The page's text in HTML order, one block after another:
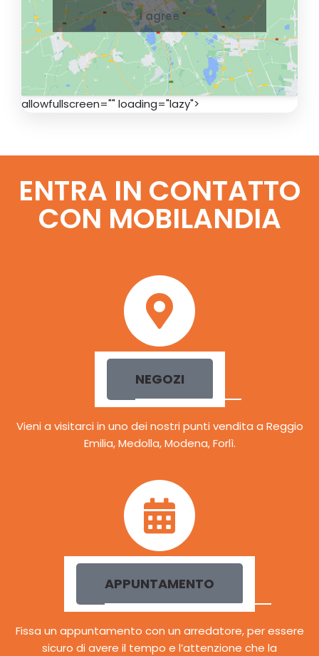
I agree
allowfullscreen="" loading="lazy">
ENTRA IN CONTATTO
CON MOBILANDIA
NEGOZI
Vieni a visitarci in uno dei nostri punti vendita a Reggio
Emilia, Medolla, Modena, Forlì.
APPUNTAMENTO
Fissa un appuntamento con un arredatore, per essere
sicuro di avere il tempo e l’attenzione che la